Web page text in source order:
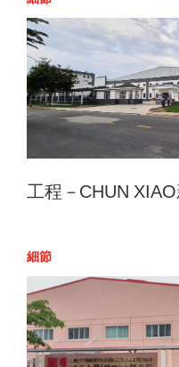
工程－CHUN
細節